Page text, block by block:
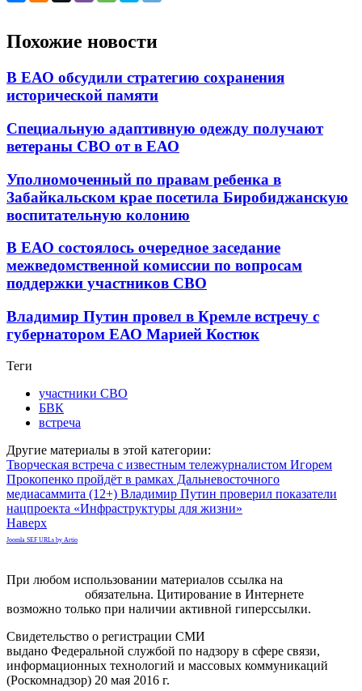
Похожие новости
В ЕАО обсудили стратегию сохранения
исторической памяти
Специальную адаптивную одежду получают
ветераны СВО от в ЕАО
Уполномоченный по правам ребенка в
Забайкальском крае посетила Биробиджанскую
воспитательную колонию
В ЕАО состоялось очередное заседание
межведомственной комиссии по вопросам
поддержки участников СВО
Владимир Путин провел в Кремле встречу с
губернатором ЕАО Марией Костюк
Теги
участники СВО
БВК
встреча
Другие материалы в этой категории:
Творческая встреча с известным тележурналистом Игорем
Прокопенко пройдёт в рамках Дальневосточного
медиасаммита (12+) Владимир Путин проверил показатели
нацпроекта «Инфраструктуры для жизни»
Наверх
Joomla SEF URLs by Artio
При любом использовании материалов ссылка на
обязательна. Цитирование в Интернете
возможно только при наличии активной гиперссылки.
Свидетельство о регистрации СМИ
выдано Федеральной службой по надзору в сфере связи,
информационных технологий и массовых коммуникаций
(Роскомнадзор) 20 мая 2016 г.